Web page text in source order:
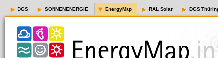
DGS SONNENENERGIE EnergyMap RAL Solar DGS